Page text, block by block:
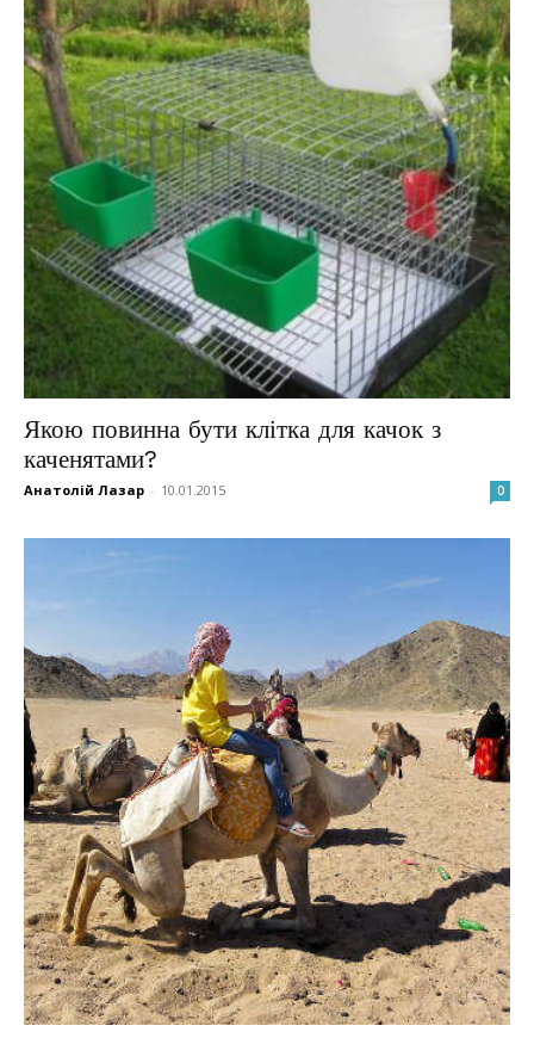
Якою повинна бути клітка для качок з
каченятами?
Анатолій Лазар - 10.01.2015 0